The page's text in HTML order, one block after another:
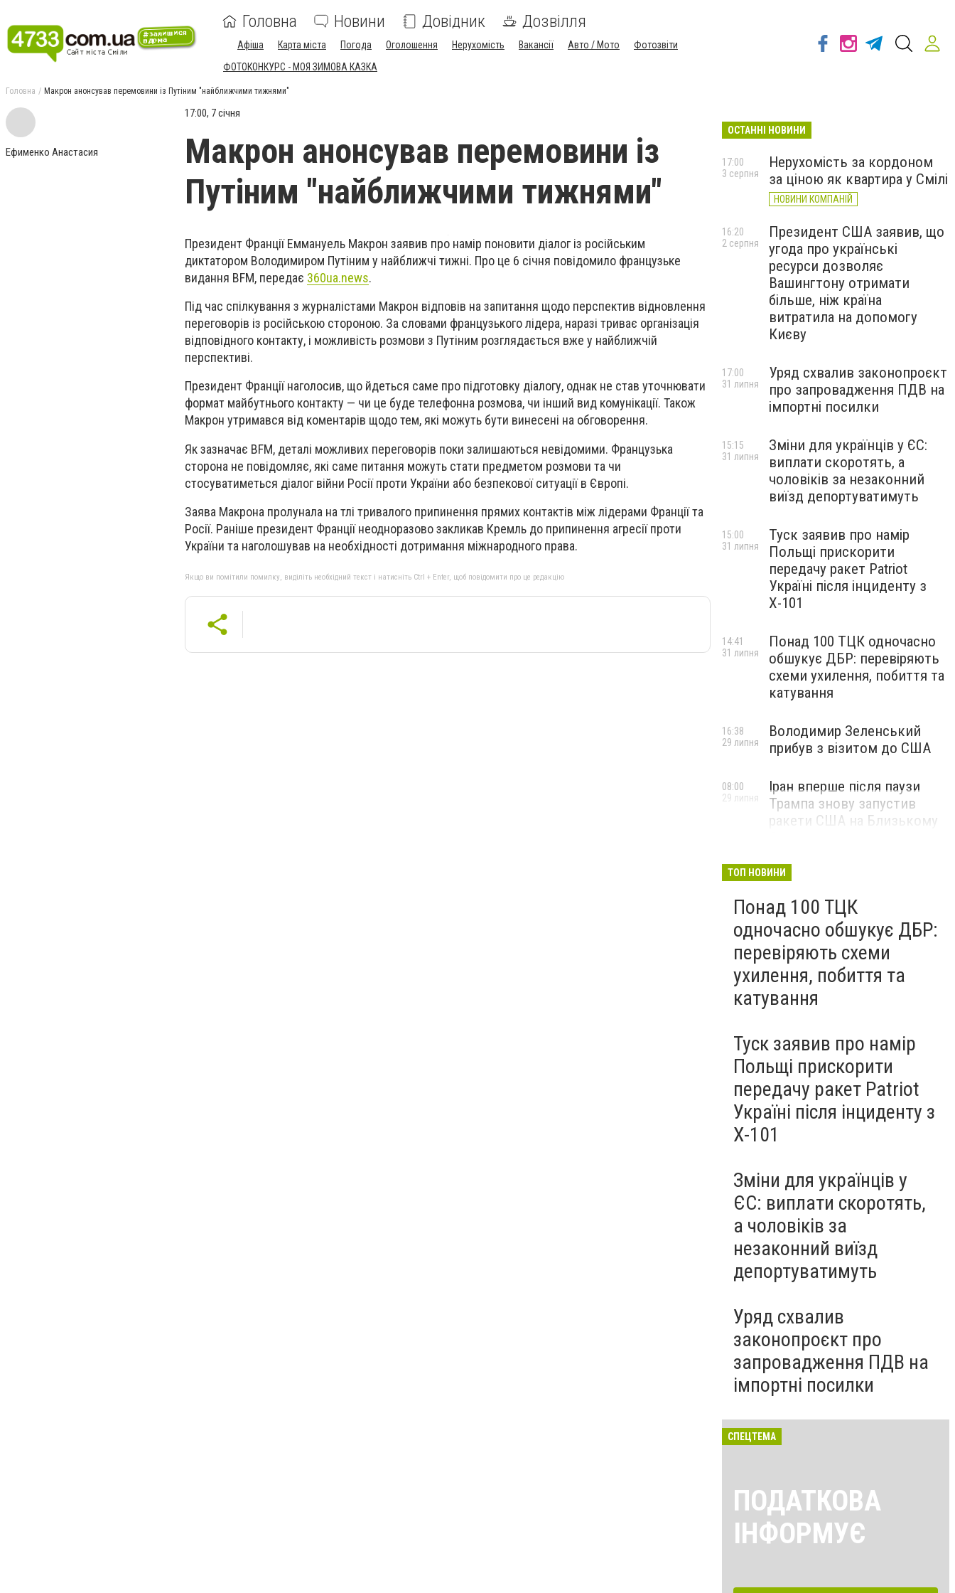
Головна Новини Довідник Дозвілля
Афіша Карта міста Погода Оголошення Нерухомість Вакансії Авто / Мото
Фотозвіти
ФОТОКОНКУРС - МОЯ ЗИМОВА КАЗКА
Головна Макрон анонсував перемовини із Путіним "найближчими тижнями"
Ефименко Анастасия
17:00, 7 січня
Макрон анонсував перемовини із
Путіним "найближчими тижнями"
Президент Франції Еммануель Макрон заявив про намір поновити діалог із російським
диктатором Володимиром Путіним у найближчі тижні. Про це 6 січня повідомило французьке
видання BFM, передає 360ua.news.
Під час спілкування з журналістами Макрон відповів на запитання щодо перспектив відновлення
переговорів із російською стороною. За словами французького лідера, наразі триває організація
відповідного контакту, і можливість розмови з Путіним розглядається вже у найближчій
перспективі.
Президент Франції наголосив, що йдеться саме про підготовку діалогу, однак не став уточнювати
формат майбутнього контакту — чи це буде телефонна розмова, чи інший вид комунікації. Також
Макрон утримався від коментарів щодо тем, які можуть бути винесені на обговорення.
Як зазначає BFM, деталі можливих переговорів поки залишаються невідомими. Французька
сторона не повідомляє, які саме питання можуть стати предметом розмови та чи
стосуватиметься діалог війни Росії проти України або безпекової ситуації в Європі.
Заява Макрона пролунала на тлі тривалого припинення прямих контактів між лідерами Франції та
Росії. Раніше президент Франції неодноразово закликав Кремль до припинення агресії проти
України та наголошував на необхідності дотримання міжнародного права.
Якщо ви помітили помилку, виділіть необхідний текст і натисніть Ctrl + Enter, щоб повідомити про це редакцію
ОСТАННІ НОВИНИ
Нерухомість за кордоном
за ціною як квартира у Смілі
НОВИНИ КОМПАНІЙ
17:00
3 серпня
Президент США заявив, що
угода про українські
ресурси дозволяє
Вашингтону отримати
більше, ніж країна
витратила на допомогу
Києву
16:20
2 серпня
Уряд схвалив законопроєкт
про запровадження ПДВ на
імпортні посилки
17:00
31 липня
Зміни для українців у ЄС:
виплати скоротять, а
чоловіків за незаконний
виїзд депортуватимуть
15:15
31 липня
Туск заявив про намір
Польщі прискорити
передачу ракет Patriot
Україні після інциденту з
Х-101
15:00
31 липня
Понад 100 ТЦК одночасно
обшукує ДБР: перевіряють
схеми ухилення, побиття та
катування
14:41
31 липня
Володимир Зеленський
прибув з візитом до США
16:38
29 липня
Іран вперше після паузи
Трампа знову запустив
ракети США на Близькому
08:00
29 липня
ТОП НОВИНИ
Понад 100 ТЦК
одночасно обшукує ДБР:
перевіряють схеми
ухилення, побиття та
катування
Туск заявив про намір
Польщі прискорити
передачу ракет Patriot
Україні після інциденту з
Х-101
Зміни для українців у
ЄС: виплати скоротять,
а чоловіків за
незаконний виїзд
депортуватимуть
Уряд схвалив
законопроєкт про
запровадження ПДВ на
імпортні посилки
СПЕЦТЕМА
ПОДАТКОВА
ІНФОРМУЄ